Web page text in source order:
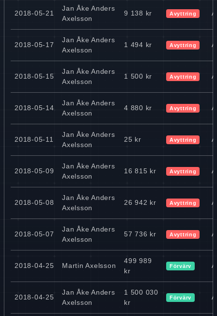
2018-05-21
Jan Åke Anders
Axelsson
9 138 kr Avyttring
2018-05-17
Jan Åke Anders
Axelsson
1 494 kr Avyttring
2018-05-15
Jan Åke Anders
Axelsson
1 500 kr Avyttring
2018-05-14
Jan Åke Anders
Axelsson
4 880 kr Avyttring
2018-05-11
Jan Åke Anders
Axelsson
25 kr Avyttring
2018-05-09
Jan Åke Anders
Axelsson
16 815 kr Avyttring
2018-05-08
Jan Åke Anders
Axelsson
26 942 kr Avyttring
2018-05-07
Jan Åke Anders
Axelsson
57 736 kr Avyttring
2018-04-25 Martin Axelsson
499 989
kr
Förvärv
2018-04-25
Jan Åke Anders
Axelsson
1 500 030
kr
Förvärv